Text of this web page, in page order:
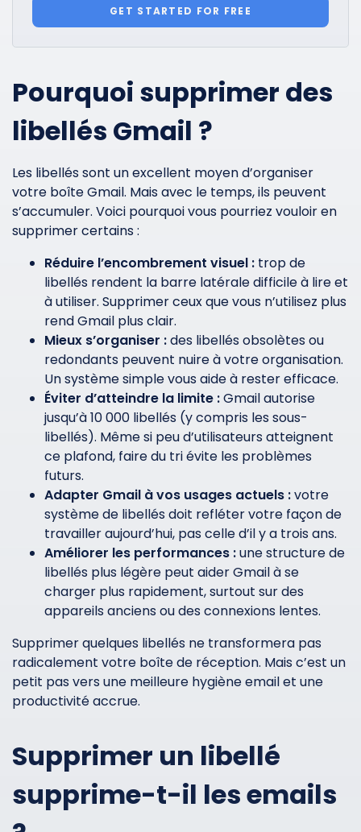
GET STARTED FOR FREE
Pourquoi supprimer des
libellés Gmail ?
Les libellés sont un excellent moyen d’organiser
votre boîte Gmail. Mais avec le temps, ils peuvent
s’accumuler. Voici pourquoi vous pourriez vouloir en
supprimer certains :
Réduire l’encombrement visuel : trop de
libellés rendent la barre latérale difficile à lire et
à utiliser. Supprimer ceux que vous n’utilisez plus
rend Gmail plus clair.
Mieux s’organiser :des libellés obsolètes ou
redondants peuvent nuire à votre organisation.
Un système simple vous aide à rester efficace.
Éviter d’atteindre la limite :Gmail autorise
jusqu’à 10 000 libellés (y compris les sous-
libellés). Même si peu d’utilisateurs atteignent
ce plafond, faire du tri évite les problèmes
futurs.
Adapter Gmail à vos usages actuels :votre
système de libellés doit refléter votre façon de
travailler aujourd’hui, pas celle d’il y a trois ans.
Améliorer les performances :une structure de
libellés plus légère peut aider Gmail à se
charger plus rapidement, surtout sur des
appareils anciens ou des connexions lentes.
Supprimer quelques libellés ne transformera pas
radicalement votre boîte de réception. Mais c’est un
petit pas vers une meilleure hygiène email et une
productivité accrue.
Supprimer un libellé
supprime-t-il les emails